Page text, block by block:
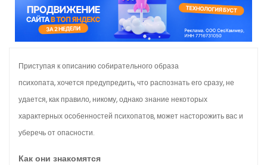
Приступая к описанию собирательного образа
психопата, хочется предупредить, что распознать его сразу, не
удается, как правило, никому, однако знание некоторых
характерных особенностей психопатов, может насторожить вас и
уберечь от опасности.
Как они знакомятся